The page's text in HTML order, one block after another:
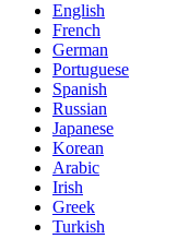
English
French
German
Portuguese
Spanish
Russian
Japanese
Korean
Arabic
Irish
Greek
Turkish